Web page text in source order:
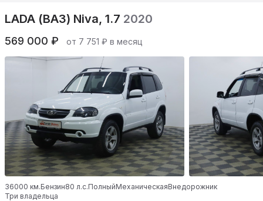
LADA (ВАЗ) Niva, 1.7 2020
569 000 ₽ от 7 751 ₽ в месяц
36000 км.Бензин80 л.с.ПолныйМеханическаяВнедорожник
Три владельца